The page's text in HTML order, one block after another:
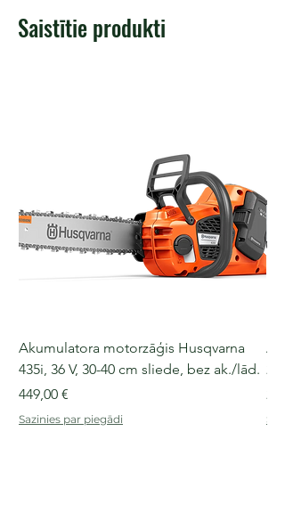
Saistītie produkti
Akumulatora motorzāģis Husqvarna
435i, 36 V, 30-40 cm sliede, bez ak./lād.
Cena
449,00 €
Sazinies par piegādi